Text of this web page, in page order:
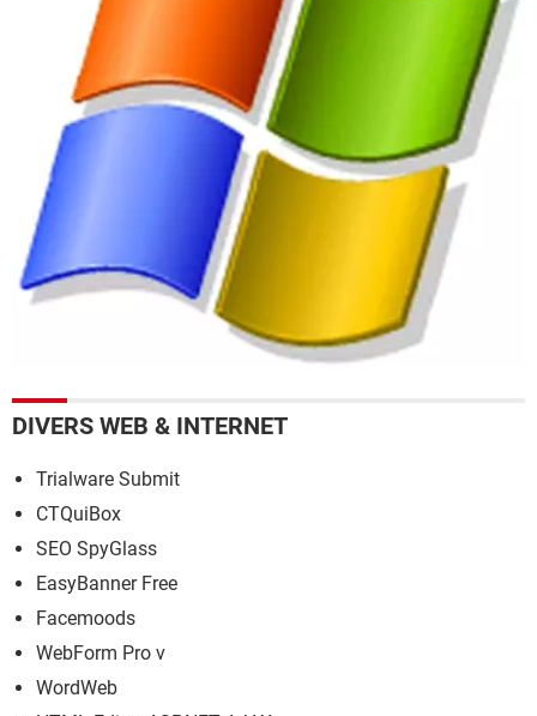
DIVERS WEB & INTERNET
Trialware Submit
CTQuiBox
SEO SpyGlass
EasyBanner Free
Facemoods
WebForm Pro v
WordWeb